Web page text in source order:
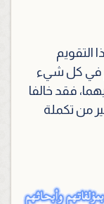
التقويم
في كل شيء
فقد خالفا
من تكملة